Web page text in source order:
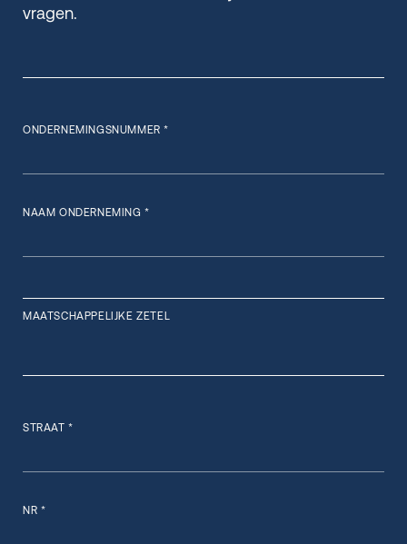
vragen.
ONDERNEMINGSNUMMER *
NAAM ONDERNEMING *
MAATSCHAPPELIJKE ZETEL
STRAAT *
NR *